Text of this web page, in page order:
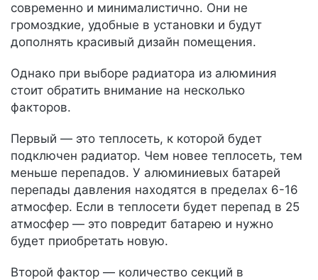
современно и минималистично. Они не
громоздкие, удобные в установки и будут
дополнять красивый дизайн помещения.
Однако при выборе радиатора из алюминия
стоит обратить внимание на несколько
факторов.
Первый — это теплосеть, к которой будет
подключен радиатор. Чем новее теплосеть, тем
меньше перепадов. У алюминиевых батарей
перепады давления находятся в пределах 6-16
атмосфер. Если в теплосети будет перепад в 25
атмосфер — это повредит батарею и нужно
будет приобретать новую.
Второй фактор — количество секций в